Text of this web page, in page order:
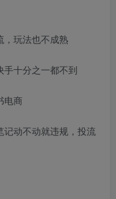
，玩法也不成熟
手十分之一都不到
电商
记动不动就违规，投流